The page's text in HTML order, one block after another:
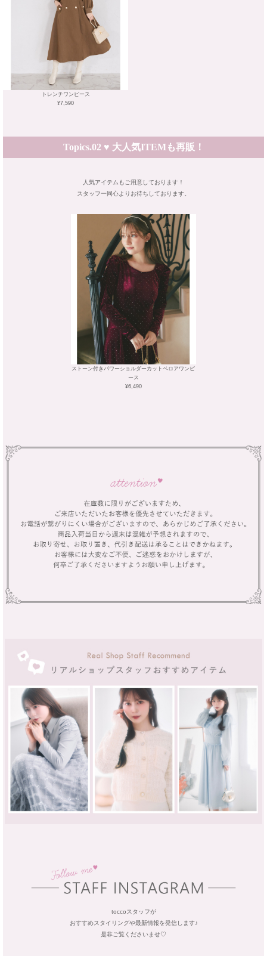
トレンチワンピース
¥7,590
Topics.02 ♥ 大人気ITEMも再販！
人気アイテムもご用意しております！
スタッフ一同心よりお待ちしております。
ストーン付きパワーショルダーカットベロアワンピ
ース
¥6,490
toccoスタッフが
おすすめスタイリングや最新情報を発信します♪
是非ご覧くださいませ♡